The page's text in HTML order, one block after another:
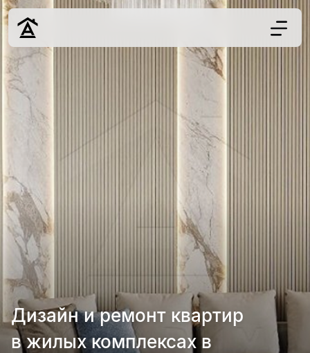
Дизайн
Цены
Наши работы
О нас
Контакты
г. Краснодар
8 (861) 945-12-
34
Обсудить
проект
Дизайн и ремонт квартир
в жилых комплексах в